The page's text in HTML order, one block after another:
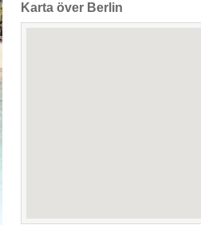
Karta över Berlin